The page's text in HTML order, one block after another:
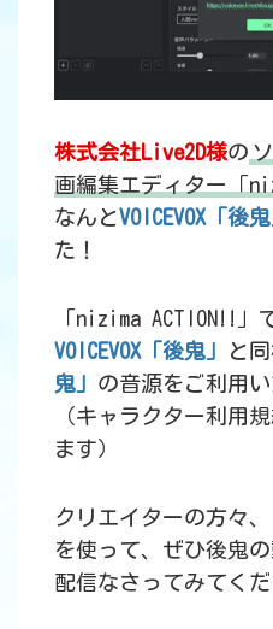
株式会社Live2D様の
画編集エディター「
なんとVOICEVOX「後鬼
た！
「nizima ACTION!!」
VOICEVOX「後鬼」
と
鬼」 の音源をご利用い
（キャラクター利用
ます）
クリエイターの方々
を使って、ぜひ後鬼
配信なさってみてくだ